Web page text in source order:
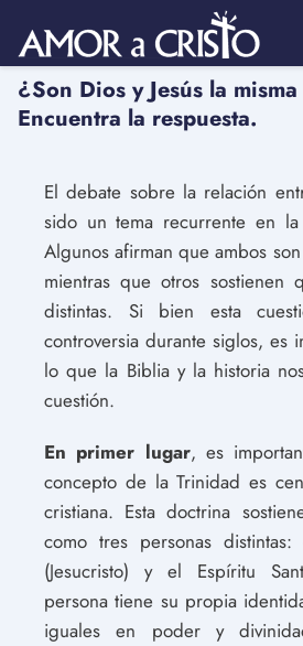
¿Son Dios y Jesús la
Encuentra la respuesta.
El debate sobre la relación
sido un tema recurrente en la
Algunos afirman que ambos
mientras que otros sostienen
distintas. Si bien esta
controversia durante siglos, es
lo que la Biblia y la historia
cuestión.
En primer lugar, es
concepto de la Trinidad es
cristiana. Esta doctrina
como tres personas
(Jesucristo) y el Espíritu
persona tiene su propia
iguales en poder y